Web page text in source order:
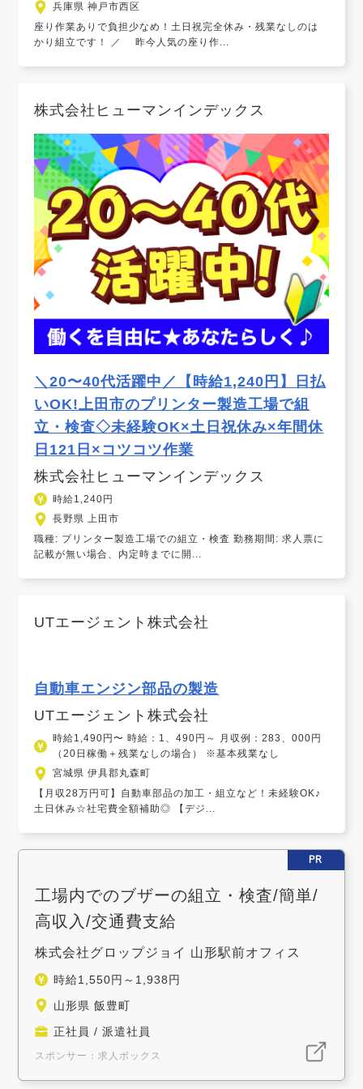
兵庫県 神戸市西区
座り作業ありで負担少なめ！土日祝完全休み・残業なしのは
かり組立です！ ／ 昨今人気の座り作...
株式会社ヒューマンインデックス
＼20〜40代活躍中／【時給1,240円】日払
いOK!上田市のプリンター製造工場で組
立・検査◇未経験OK×土日祝休み×年間休
日121日×コツコツ作業
株式会社ヒューマンインデックス
時給1,240円
長野県 上田市
職種: プリンター製造工場での組立・検査 勤務期間: 求人票に
記載が無い場合、内定時までに開...
UTエージェント株式会社
自動車エンジン部品の製造
UTエージェント株式会社
時給1,490円〜 時給：1、490円～ 月収例：283、000円
（20日稼働＋残業なしの場合） ※基本残業なし
宮城県 伊具郡丸森町
【月収28万円可】自動車部品の加工・組立など！未経験OK♪
土日休み☆社宅費全額補助◎ 【デジ...
PR
工場内でのブザーの組立・検査/簡単/
高収入/交通費支給
株式会社グロップジョイ 山形駅前オフィス
時給1,550円～1,938円
山形県 飯豊町
正社員 / 派遣社員
スポンサー：求人ボックス